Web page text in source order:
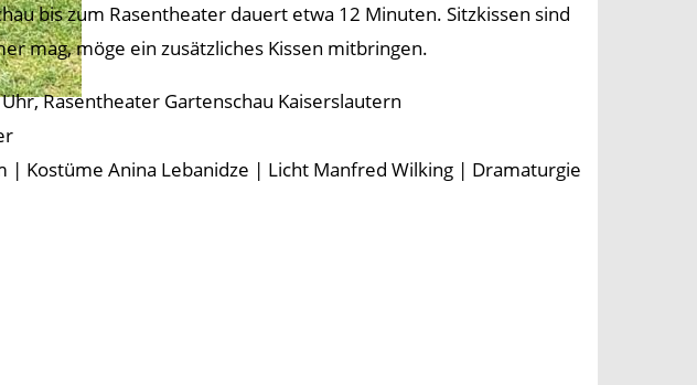
bis zum Rasentheater dauert etwa 12 Minuten. Sitzkissen sind
mag, möge ein zusätzliches Kissen mitbringen.
Rasentheater Gartenschau Kaiserslautern
| Kostüme Anina Lebanidze | Licht Manfred Wilking | Dramaturgie